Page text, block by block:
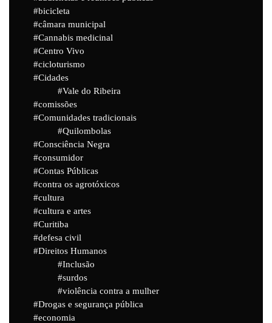
bicicleta
câmara municipal
Cannabis medicinal
Centro Vivo
cicloturismo
Cidades
Vale do Ribeira
comissões
Comunidades tradicionais
Quilombolas
Consciência Negra
consumidor
Contas Públicas
contra os agrotóxicos
cultura
cultura e artes
Curitiba
defesa civil
Direitos Humanos
Inclusão
surdos
violência contra a mulher
Drogas e segurança pública
economia